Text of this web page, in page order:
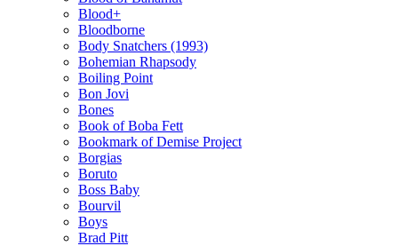
Blood+
Bloodborne
Body Snatchers (1993)
Bohemian Rhapsody
Boiling Point
Bon Jovi
Bones
Book of Boba Fett
Bookmark of Demise Project
Borgias
Boruto
Boss Baby
Bourvil
Boys
Brad Pitt